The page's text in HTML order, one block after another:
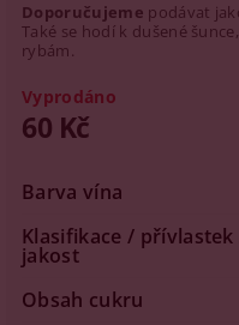
Doporučujeme podávat
Také se hodí k dušené
rybám.
Vyprodáno
60 Kč
Barva vína
Klasifikace / přívlastek
jakost
Obsah cukru